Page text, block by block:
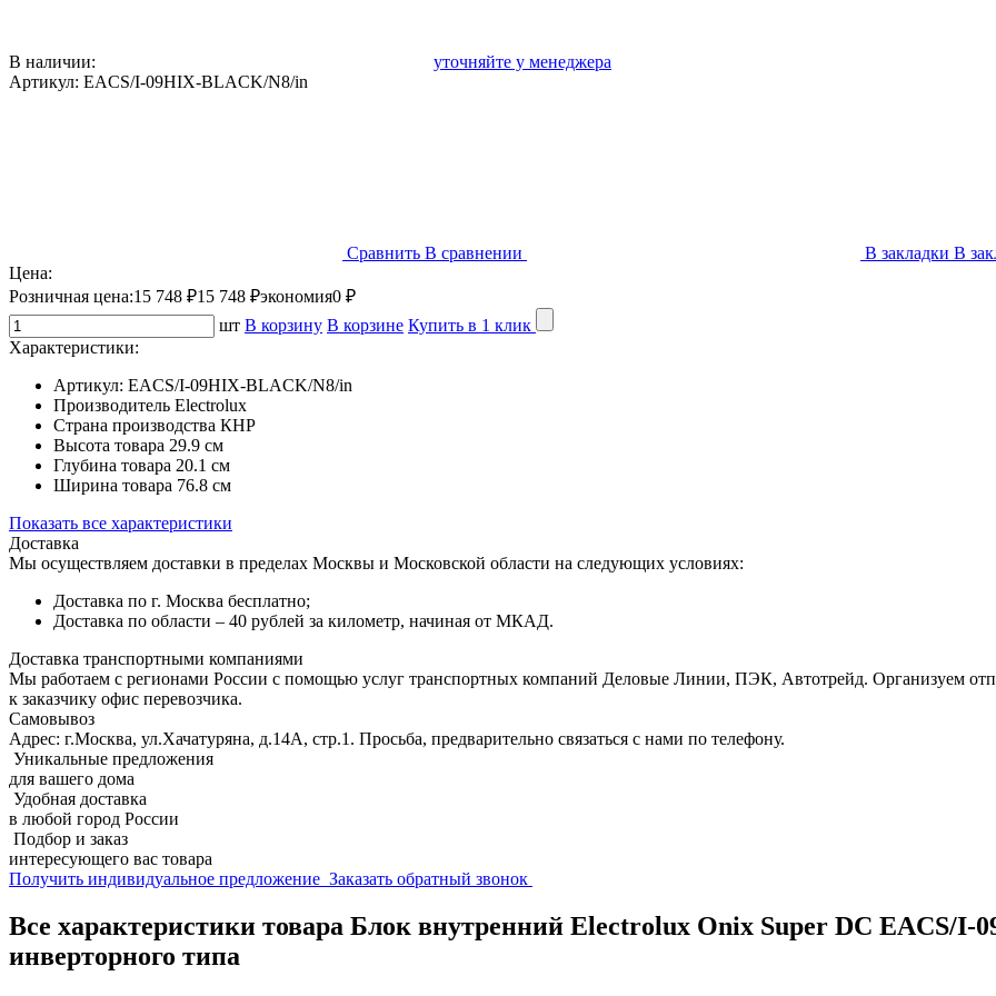
В наличии:
уточняйте у менеджера
Артикул: EACS/I-09HIX-BLACK/N8/in
Сравнить В сравнении В закладки В
Цена:
Розничная цена:15 748 ₽15 748 ₽экономия0 ₽
шт В корзину В корзине Купить в 1 клик
Характеристики:
Артикул: EACS/I-09HIX-BLACK/N8/in
Производитель Electrolux
Страна производства КНР
Высота товара 29.9 см
Глубина товара 20.1 см
Ширина товара 76.8 см
Показать все характеристики
Доставка
Мы осуществляем доставки в пределах Москвы и Московской области на следующих условиях:
Доставка по г. Москва бесплатно;
Доставка по области – 40 рублей за километр, начиная от МКАД.
Доставка транспортными компаниями
Мы работаем с регионами России с помощью услуг транспортных компаний Деловые Линии, ПЭК, Автотрейд. Организуем
к заказчику офис перевозчика.
Самовывоз
Адрес: г.Москва, ул.Хачатуряна, д.14А, стр.1. Просьба, предварительно связаться с нами по телефону.
Уникальные предложения
для вашего дома
Удобная доставка
в любой город России
Подбор и заказ
интересующего вас товара
Получить индивидуальное предложение Заказать обратный звонок
Все характеристики товара Блок внутренний Electrolux Onix Super DC EACS/
инверторного типа